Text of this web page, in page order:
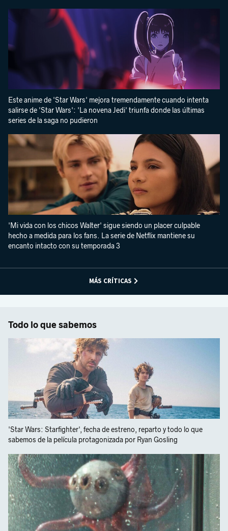
Este anime de 'Star Wars' mejora tremendamente cuando intenta
salirse de 'Star Wars': 'La novena Jedi' triunfa donde las últimas
series de la saga no pudieron
'Mi vida con los chicos Walter' sigue siendo un placer culpable
hecho a medida para los fans. La serie de Netflix mantiene su
encanto intacto con su temporada 3
MÁS CRÍTICAS
Todo lo que sabemos
'Star Wars: Starfighter', fecha de estreno, reparto y todo lo que
sabemos de la película protagonizada por Ryan Gosling